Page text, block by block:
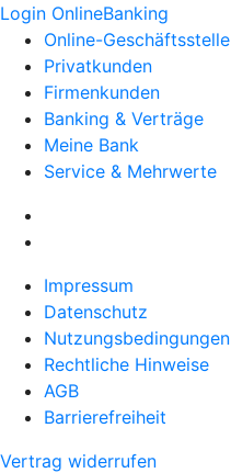
Login OnlineBanking
Online-Geschäftsstelle
Privatkunden
Firmenkunden
Banking & Verträge
Meine Bank
Service & Mehrwerte
Impressum
Datenschutz
Nutzungsbedingungen
Rechtliche Hinweise
AGB
Barrierefreiheit
Vertrag widerrufen